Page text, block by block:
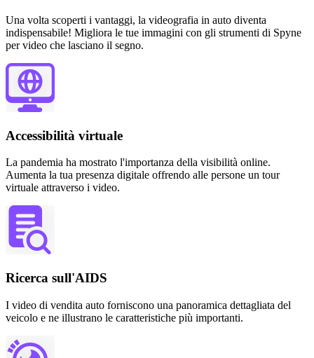
Una volta scoperti i vantaggi, la videografia in auto diventa
indispensabile! Migliora le tue immagini con gli strumenti di Spyne
per video che lasciano il segno.
Accessibilità virtuale
La pandemia ha mostrato l'importanza della visibilità online.
Aumenta la tua presenza digitale offrendo alle persone un tour
virtuale attraverso i video.
Ricerca sull'AIDS
I video di vendita auto forniscono una panoramica dettagliata del
veicolo e ne illustrano le caratteristiche più importanti.